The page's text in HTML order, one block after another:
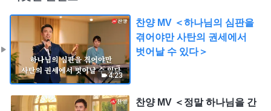
4:23
찬양 MV ＜하나님의 심판을
겪어야만 사탄의 권세에서
벗어날 수 있다＞
찬양 MV ＜정말 하나님을 간